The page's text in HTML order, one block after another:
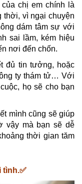
chị em chính là
thời, vì ngại chuyện
dám tâm sự với
sai lầm, kém hiệu
nơi đến chốn.
đủ tin tưởng, hoặc
ty thám tử… Với
họ sẽ cho bạn
mình cũng sẽ giúp
vậy mà bạn sẽ dễ
thời gian tăm